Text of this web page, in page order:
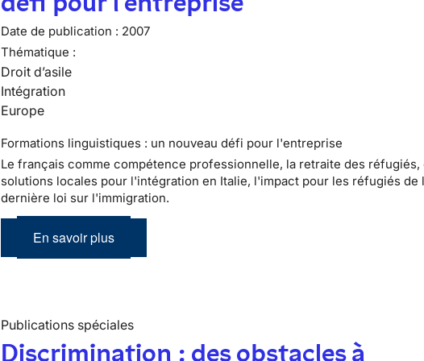
Date de publication : 2007
Thématique :
Droit d’asile
Intégration
Europe
Formations linguistiques : un nouveau défi pour l'entreprise
Le français comme compétence professionnelle, la retraite des réfugiés,
solutions locales pour l'intégration en Italie, l'impact pour les réfugiés de
dernière loi sur l'immigration.
En savoir plus
Publications spéciales
Discrimination : des obstacles à